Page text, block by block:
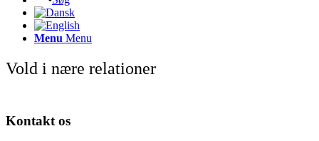
Menu Menu
Vold i nære relationer
Kontakt os